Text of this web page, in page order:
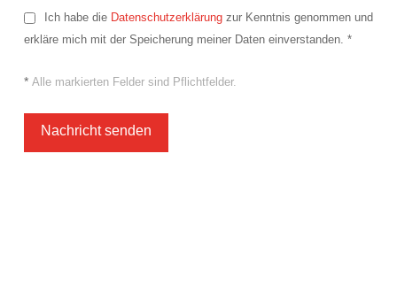
Ich habe die Datenschutzerklärungzur Kenntnis genommen und
erkläre mich mit der Speicherung meiner Daten einverstanden. *
* Alle markierten Felder sind Pflichtfelder.